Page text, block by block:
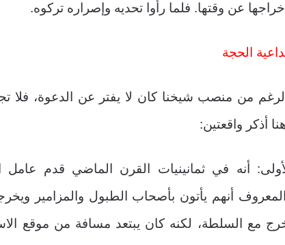
عن وقتها. فلما رأوا تحديه وإصراره تركوه.
الحجة
من منصب شيخنا كان لا يفتر عن الدعوة، فلا
أذكر واقعتين:
أنه في ثمانينيات القرن الماضي قدم
أنهم يأتون بأصحاب الطبول والمزامير
مع السلطة، لكنه كان يبتعد مسافة من موقع